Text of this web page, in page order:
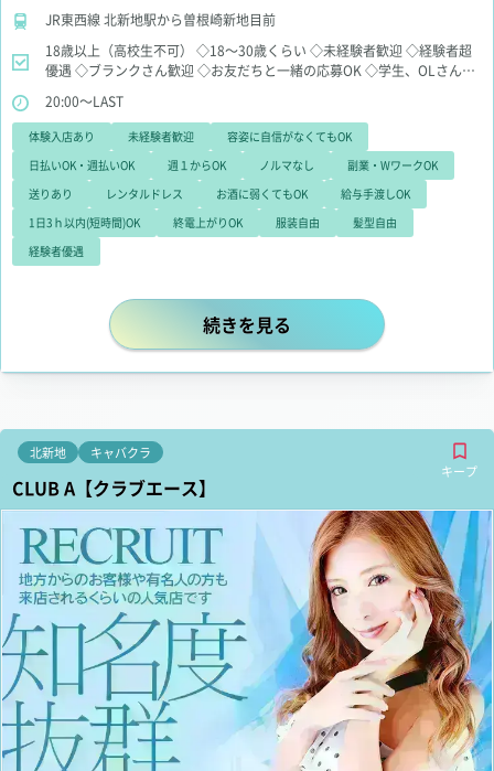
JR東西線 北新地駅から曽根崎新地目前
18歳以上（高校生不可）
◇18～30歳くらい ◇未経験者歓迎 ◇経験者超
優遇 ◇ブランクさん歓迎 ◇お友だちと一緒の応募OK ◇学生、OLさん大
体入OK◇体験入店何度でもOK
20:00～LAST
体験入店あり 未経験者歓迎
容姿に自信がなくてもOK
日払いOK・週払いOK
週１からOK ノルマなし
副業・WワークOK
送りあり
レンタルドレス お酒に弱くてもOK
給与手渡しOK
1日3ｈ以内(短時間)OK
終電上がりOK 服装自由
髪型自由
経験者優遇
✨最高の環境×最高の待遇✨ 今なら
続きを見る
北新地
キャバクラ
キープ
CLUB A【クラブエース】